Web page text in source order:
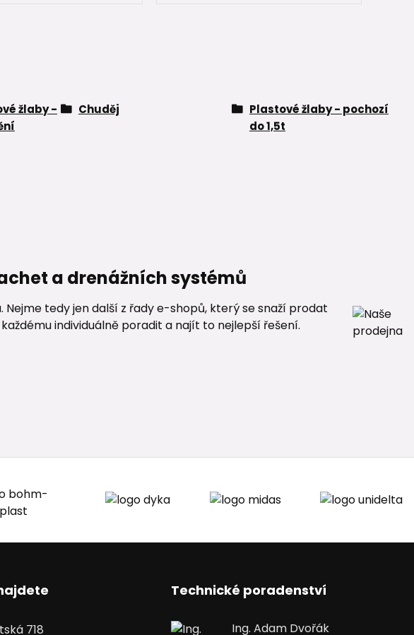
žlaby -
Chuděj
Plastové žlaby - pochozí
do 1,5t
a drenážních systémů
tedy jen další z řady e-shopů, který se snaží prodat
individuálně poradit a najít to nejlepší řešení.
718
Technické poradenství
Ing. Adam Dvořák